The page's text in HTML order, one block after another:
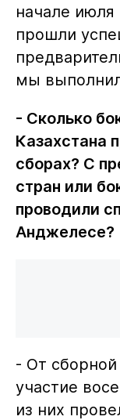
начале июля
прошли
мы
- Сколько
Казахстана
сборах? С
стран или
проводили
Анджелесе?
- От сборной
участие
из них